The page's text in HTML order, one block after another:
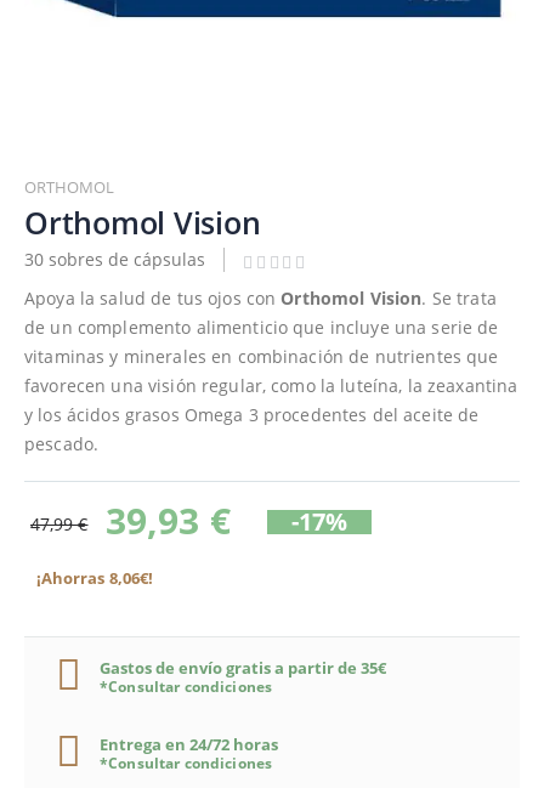
al
comienzo
de
la
galería
de
imágenes
ORTHOMOL
Orthomol Vision
30 sobres de cápsulas
Apoya la salud de tus ojos con Orthomol Vision. Se trata
de un complemento alimenticio que incluye una serie de
vitaminas y minerales en combinación de nutrientes que
favorecen una visión regular, como la luteína, la zeaxantina
y los ácidos grasos Omega 3 procedentes del aceite de
pescado.
47,99 € 39,93 € -17%
¡Ahorras 8,06€!
Gastos de envío gratis a partir de 35€
*Consultar condiciones
Entrega en 24/72 horas
*Consultar condiciones